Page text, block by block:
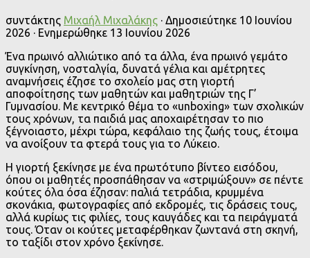
συντάκτης Μιχαήλ Μιχαλάκης · Δημοσιεύτηκε 10 Ιουνίου
2026 · Ενημερώθηκε 13 Ιουνίου 2026
Ένα πρωινό αλλιώτικο από τα άλλα, ένα πρωινό γεμάτο
συγκίνηση, νοσταλγία, δυνατά γέλια και αμέτρητες
αναμνήσεις έζησε το σχολείο μας στη γιορτή
αποφοίτησης των μαθητών και μαθητριών της Γ’
Γυμνασίου. Με κεντρικό θέμα το «unboxing» των σχολικών
τους χρόνων, τα παιδιά μας αποχαιρέτησαν το πιο
ξέγνοιαστο, μέχρι τώρα, κεφάλαιο της ζωής τους, έτοιμα
να ανοίξουν τα φτερά τους για το Λύκειο.
Η γιορτή ξεκίνησε με ένα πρωτότυπο βίντεο εισόδου,
όπου οι μαθητές προσπάθησαν να «στριμώξουν» σε πέντε
κούτες όλα όσα έζησαν: παλιά τετράδια, κρυμμένα
σκονάκια, φωτογραφίες από εκδρομές, τις δράσεις τους,
αλλά κυρίως τις φιλίες, τους καυγάδες και τα πειράγματά
τους. Όταν οι κούτες μεταφέρθηκαν ζωντανά στη σκηνή,
το ταξίδι στον χρόνο ξεκίνησε.